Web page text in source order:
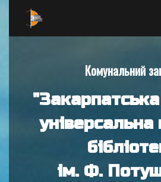
Комунальний
універсальна
ім. Ф.